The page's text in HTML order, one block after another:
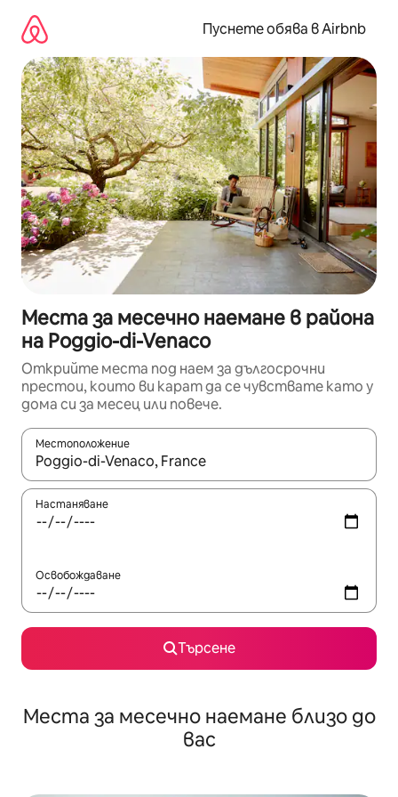
съдържанието
Пуснете обява в Airbnb
Места за месечно наемане в района
на Poggio-di-Venaco
Открийте места под наем за дългосрочни
престои, които ви карат да се чувствате като у
дома си за месец или повече.
Местоположение
Когато резултатите се покажат, използвайте
Настаняване
Освобождаване
Търсене
Места за месечно наемане близо до
вас